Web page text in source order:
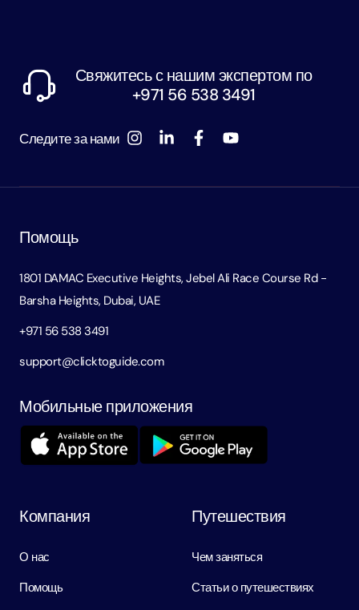
Свяжитесь с нашим экспертом по
+971 56 538 3491
Следите за нами
Помощь
1801 DAMAC Executive Heights, Jebel Ali Race Course Rd -
Barsha Heights, Dubai, UAE
+971 56 538 3491
support@clicktoguide.com
Мобильные приложения
Компания
О нас
Помощь
Путешествия
Чем заняться
Статьи о путешествиях